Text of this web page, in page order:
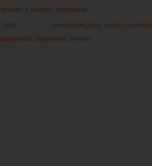
Arredo e design Tapparelle
avvolgibile biva system
tapparella tapparelle termico